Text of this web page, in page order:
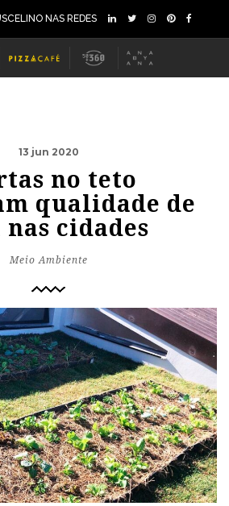
NAS REDES
13 jun 2020
no teto
qualidade de
cidades
Meio Ambiente